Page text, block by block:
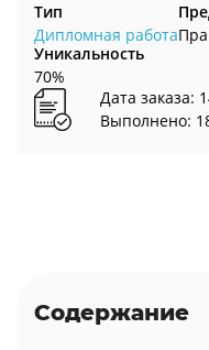
Тип
Дипломная работа
Уникальность
70%
Дата заказа:
Выполнено:
Содержание